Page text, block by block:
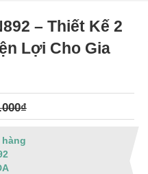
– Thiết Kế 2
Lợi Cho Gia
hàng